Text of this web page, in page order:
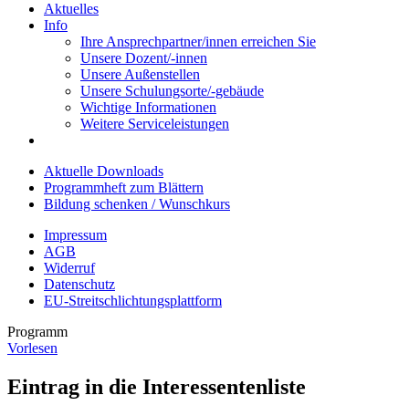
Aktuelles
Info
Ihre Ansprechpartner/innen erreichen Sie
Unsere Dozent/-innen
Unsere Außenstellen
Unsere Schulungsorte/-gebäude
Wichtige Informationen
Weitere Serviceleistungen
Aktuelle Downloads
Programmheft zum Blättern
Bildung schenken / Wunschkurs
Impressum
AGB
Widerruf
Datenschutz
EU-Streitschlichtungsplattform
Programm
Vorlesen
Eintrag in die Interessentenliste